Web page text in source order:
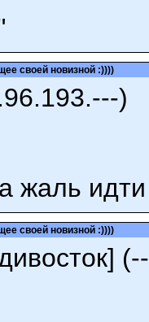
своей новизной :))))
)
жаль
своей новизной :))))